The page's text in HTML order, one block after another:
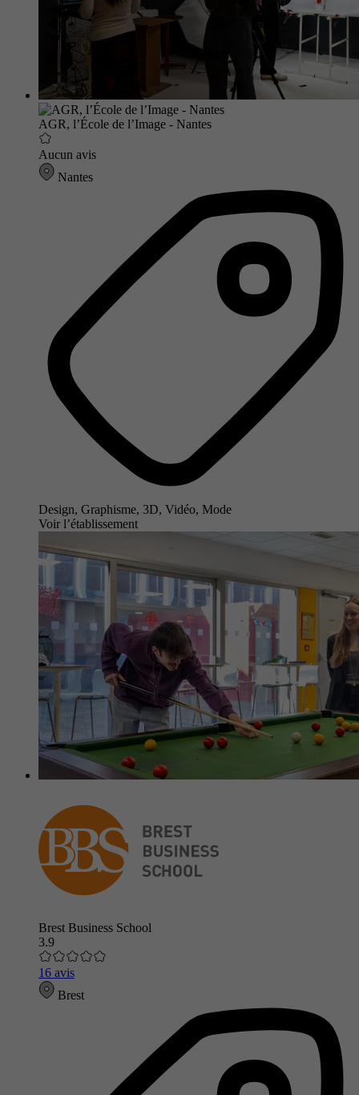
AGR, l’École de l’Image - Nantes
Aucun avis
Nantes
Design, Graphisme, 3D, Vidéo, Mode
Voir l’établissement
Brest Business School
3.9
16 avis
Brest